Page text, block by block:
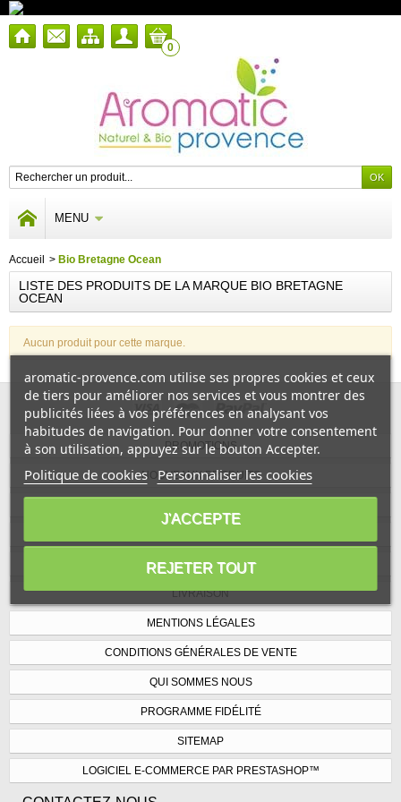
0
MENU
Accueil > Bio Bretagne Ocean
LISTE DES PRODUITS DE LA MARQUE BIO BRETAGNE
OCEAN
Aucun produit pour cette marque.
PROMOTIONS
NOUVEAUX PRODUITS
CONTACTEZ-NOUS
LIVRAISON
MENTIONS LÉGALES
CONDITIONS GÉNÉRALES DE VENTE
QUI SOMMES NOUS
PROGRAMME FIDÉLITÉ
SITEMAP
LOGICIEL E-COMMERCE PAR PRESTASHOP™
aromatic-provence.com utilise ses propres cookies et ceux
de tiers pour améliorer nos services et vous montrer des
publicités liées à vos préférences en analysant vos
habitudes de navigation. Pour donner votre consentement
à son utilisation, appuyez sur le bouton Accepter.
Politique de cookies Personnaliser les cookies
REJETER TOUT
J'ACCEPTE